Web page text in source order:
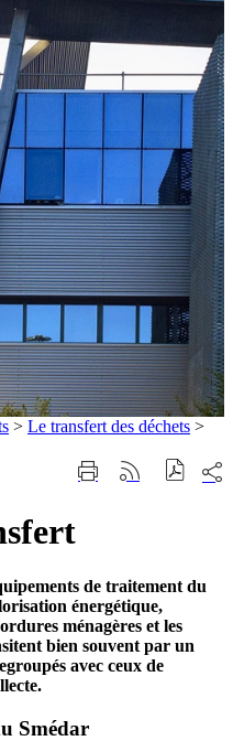
> Le transfert des déchets >
ImprimerGénérer
sur
de traitement du
énergétique,
ménagères et les
bien souvent par un
avec ceux de
Smédar